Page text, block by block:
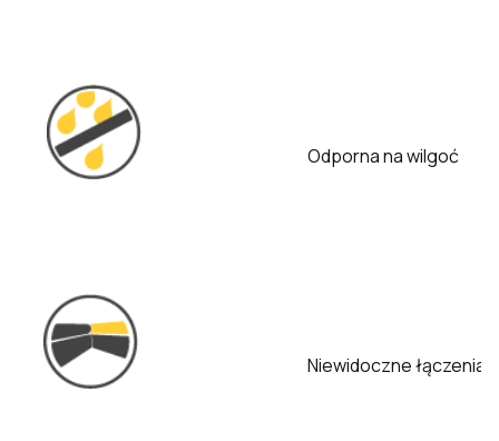
Odporna na wilgoć
Niewidoczne łączenia